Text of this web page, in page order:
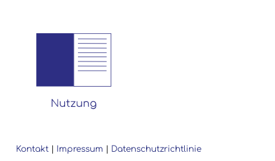
Kontakt| Impressum Datenschutzrichtlinie